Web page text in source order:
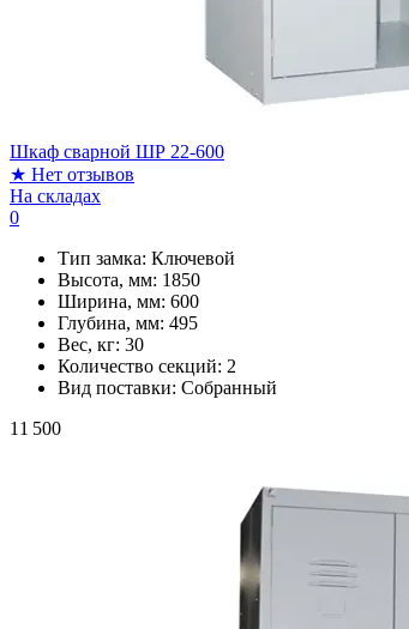
Шкаф сварной ШР 22-600
★ Нет отзывов
На складах
0
Тип замка: Ключевой
Высота, мм: 1850
Ширина, мм: 600
Глубина, мм: 495
Вес, кг: 30
Количество секций: 2
Вид поставки: Собранный
11 500